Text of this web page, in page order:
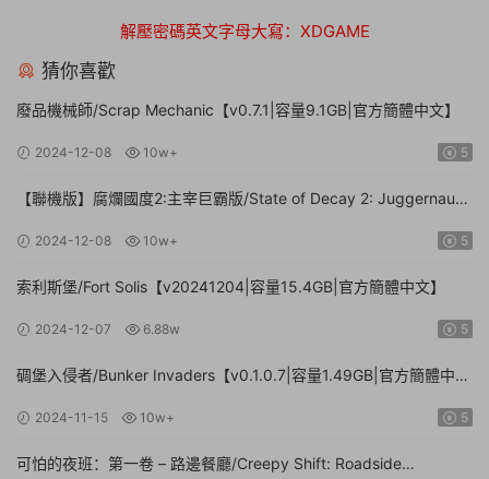
解壓密碼英文字母大寫：XDGAME
猜你喜歡
廢品機械師/Scrap Mechanic【v0.7.1|容量9.1GB|官方簡體中文】
2024-12-08 10w+ 5
【聯機版】腐爛國度2:主宰巨霸版/State of Decay 2: Juggernaut
2024-12-08 10w+ 5
索利斯堡/Fort Solis【v20241204|容量15.4GB|官方簡體中文】
2024-12-07 6.88w 5
碉堡入侵者/Bunker Invaders【v0.1.0.7|容量1.49GB|官方簡體中
2024-11-15 10w+ 5
可怕的夜班：第一卷 – 路邊餐廳/Creepy Shift: Roadside